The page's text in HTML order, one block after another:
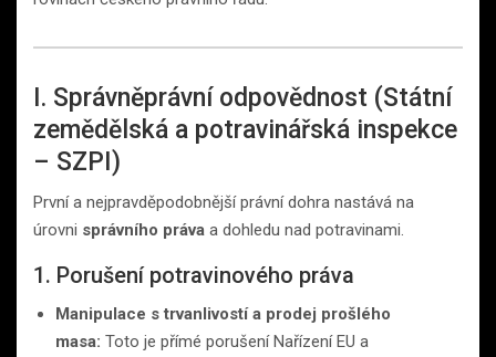
I. Správněprávní odpovědnost (Státní
zemědělská a potravinářská inspekce
– SZPI)
První a nejpravděpodobnější právní dohra nastává na
úrovni správního práva a dohledu nad potravinami.
1. Porušení potravinového práva
Manipulace s trvanlivostí a prodej prošlého
masa: Toto je přímé porušení Nařízení EU a